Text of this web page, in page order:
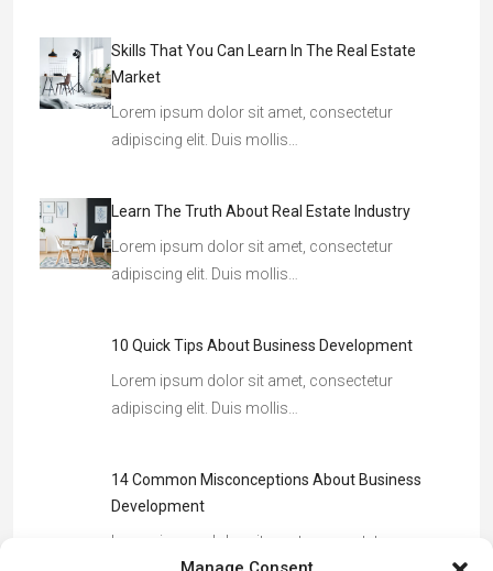
Skills That You Can Learn In The Real Estate
Market
Lorem ipsum dolor sit amet, consectetur
adipiscing elit. Duis mollis…
Learn The Truth About Real Estate Industry
Lorem ipsum dolor sit amet, consectetur
adipiscing elit. Duis mollis…
10 Quick Tips About Business Development
Lorem ipsum dolor sit amet, consectetur
adipiscing elit. Duis mollis…
14 Common Misconceptions About Business
Development
Lorem ipsum dolor sit amet, consectetur